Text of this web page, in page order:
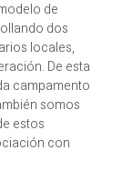
de
dos
locales,
De esta
campamento
somos
estos
con